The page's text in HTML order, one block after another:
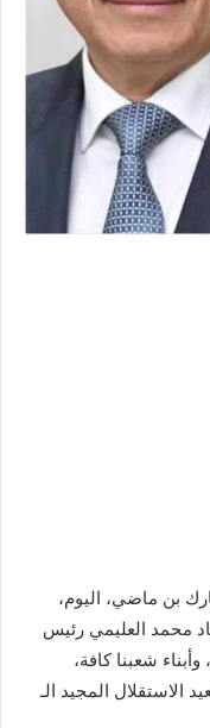
بن ماضي، اليوم،
محمد العليمي رئيس
شعبنا كافة،
الاحتفالات بالعيد الوطني الـ 55 لعيد الاستقلال المجيد الـ